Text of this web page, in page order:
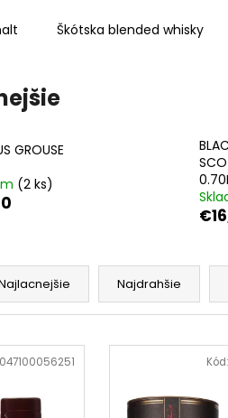
Škótska blended whisky
GROUSE
(2 ks)
Najdrahšie
Kód:
APPLE
€6,60